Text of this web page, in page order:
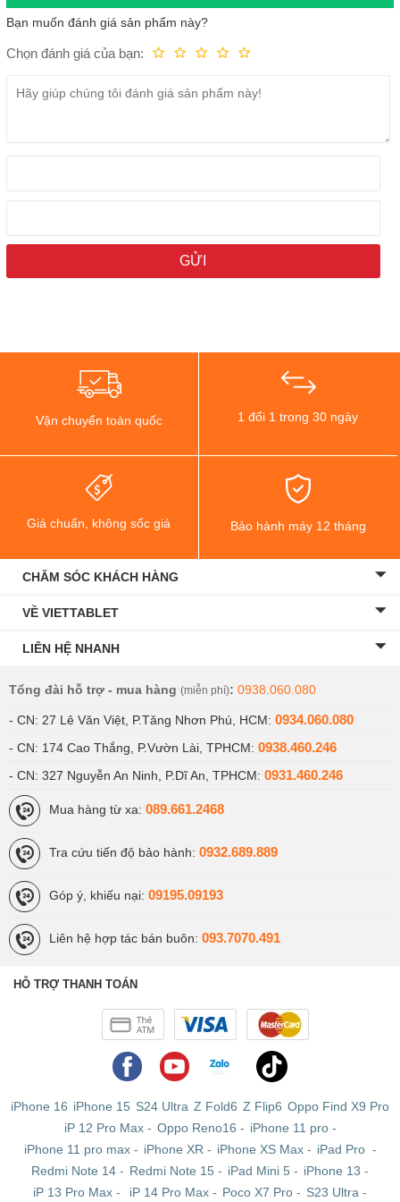
Viên pin 6500 mAh
Red Magic 9S Pro có khả năng sạc nhanh 90W. Theo tiết lộ của
inch tích hợp công nghệ BOE Q9+ cải tiến. Màn hình có thiết kế
hình chữ nhật không có góc bo tròn, mang đến diện tích hiển thị
liền mạch và rộng rãi. Độ phân giải 1116 x 2480 pixel và tần số
Công nghệ BOE Q9+
Camera selfie 16MP tích hợp ngay dưới màn hình đem đến vẻ đẹp
hoàn hảo nhưng không ảnh hưởng đến trải nghiệm xem. Màn hình
còn tối ưu cho các game thủ với tốc độ lấy mẫu cảm ứng lên đến
2.000Hz và cặp nút trigger tốc độ 520Hz.
Thiết kế thanh lịch
ZTE Nubia Red Magic 9S Pro có độ dày chỉ 8.9mm và trọng lượng
229g, thiết bị này mang đến cảm giác cầm nắm chắc chắn nhưng
không quá nặng nề, đem đến sự thoải mái cho người dùng khi sử
Bạn muốn đánh giá sản phẩm này?
Chọn đánh giá của bạn: Tuyệt vời!
Rất tốt
Trung bình
Fair
Kém
Vận chuyển toàn quốc 1 đổi 1 trong 30 ngày
Giá chuẩn, không sốc giá Bảo hành máy 12 tháng
CHĂM SÓC KHÁCH HÀNG
VỀ VIETTABLET
LIÊN HỆ NHANH
Tổng đài hỗ trợ - mua hàng (miễn phí): 0938.060.080
- CN: 27 Lê Văn Việt, P.Tăng Nhơn Phú, HCM: 0934.060.080
- CN: 174 Cao Thắng, P.Vườn Lài, TPHCM: 0938.460.246
- CN: 327 Nguyễn An Ninh, P.Dĩ An, TPHCM: 0931.460.246
Mua hàng từ xa: 089.661.2468
Tra cứu tiến độ bảo hành: 0932.689.889
Góp ý, khiếu nại: 09195.09193
Liên hệ hợp tác bán buôn: 093.7070.491
HỖ TRỢ THANH TOÁN
iPhone 16 iPhone 15 S24 Ultra Z Fold6 Z Flip6 Oppo Find X9 Pro
iP 12 Pro Max- Oppo Reno16 - iPhone 11 pro-
iPhone 11 pro max- iPhone XR - iPhone XS Max- iPad Pro -
Redmi Note 14 - Redmi Note 15 - iPad Mini 5 - iPhone 13 -
iP 13 Pro Max - iP 14 Pro Max - Poco X7 Pro - S23 Ultra -